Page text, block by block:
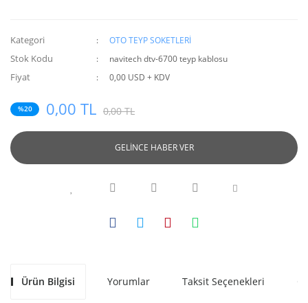
Kategori OTO TEYP SOKETLERİ
Stok Kodu navitech dtv-6700 teyp kablosu
Fiyat 0,00 USD + KDV
%20 0,00 TL 0,00 TL
GELİNCE HABER VER
Ürün Bilgisi Yorumlar Taksit Seçenekleri